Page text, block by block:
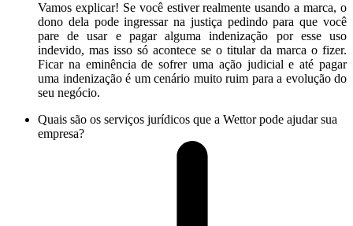
Vamos explicar! Se você estiver realmente usando a marca, o
dono dela pode ingressar na justiça pedindo para que você
pare de usar e pagar alguma indenização por esse uso
indevido, mas isso só acontece se o titular da marca o fizer.
Ficar na eminência de sofrer uma ação judicial e até pagar
uma indenização é um cenário muito ruim para a evolução do
seu negócio.
Quais são os serviços jurídicos que a Wettor pode ajudar sua
empresa?